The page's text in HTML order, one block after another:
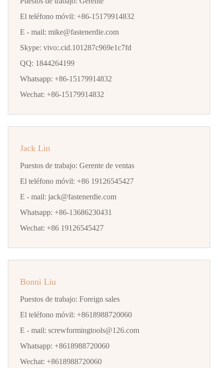
El teléfono móvil: +86-15179914832
E - mail: mike@fastenerdie.com
Skype: vivo:.cid.101287c969e1c7fd
QQ: 1844264199
Whatsapp: +86-15179914832
Wechat: +86-15179914832
Jack Lin
Puestos de trabajo: Gerente de ventas
El teléfono móvil: +86 19126545427
E - mail: jack@fastenerdie.com
Whatsapp: +86-13686230431
Wechat: +86 19126545427
Bonni Liu
Puestos de trabajo: Foreign sales
El teléfono móvil: +8618988720060
E - mail: screwformingtools@126.com
Whatsapp: +8618988720060
Wechat: +8618988720060